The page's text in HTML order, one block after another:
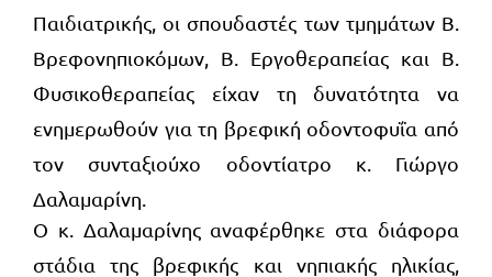
Παιδιατρικής, οι σπουδαστές των τμημάτων Β.
Βρεφονηπιοκόμων, Β. Εργοθεραπείας και Β.
Φυσικοθεραπείας είχαν τη δυνατότητα να
ενημερωθούν για τη βρεφική οδοντοφυΐα από
τον συνταξιούχο οδοντίατρο κ. Γιώργο
Δαλαμαρίνη.
Ο κ. Δαλαμαρίνης αναφέρθηκε στα διάφορα
στάδια της βρεφικής και νηπιακής ηλικίας,